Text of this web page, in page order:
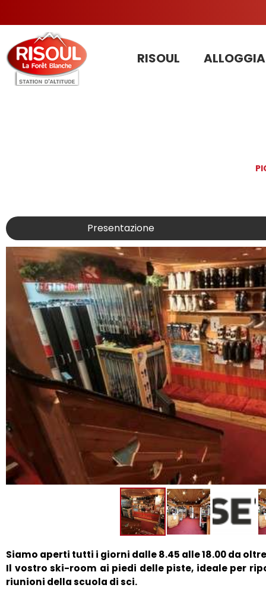
RISOUL
Presentazione
Siamo aperti tutti i giorni dalle 8.45 alle 18.00 da
Il vostro ski-room ai piedi delle piste, ideale per
riunioni della scuola di sci.